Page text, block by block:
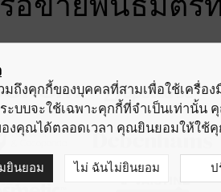
มถึงคุกกี้ของบุคคลที่สามเพื่อใช้เครื่อ
บบจะใช้เฉพาะคุกกี้ที่จำเป็นเท่านั้น
องคุณได้ตลอดเวลา คุณยินยอมให้ใช้
ยินยอม ไม่ ฉันไม่ยินยอม ป